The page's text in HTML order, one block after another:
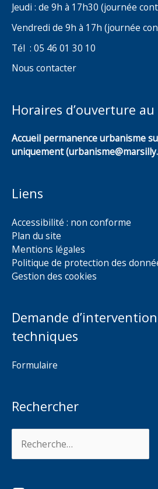
Jeudi : de 9h à 17h30 (journée
Vendredi de 9h à 17h (journée
Tél : 05 46 01 30 10
Nous contacter
Horaires d’ouverture
Accueil permanence urbanisme
uniquement
Liens
Accessibilité : non conforme
Plan du site
Mentions légales
Politique de protection des
Gestion des cookies
Demande
techniques
Formulaire
Rechercher